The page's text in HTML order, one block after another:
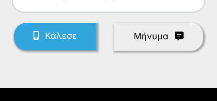
Κάλεσε Mήνυμα